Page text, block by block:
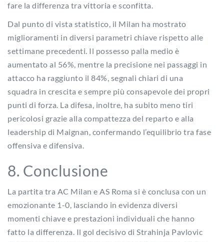
fare la differenza tra vittoria e sconfitta.
Dal punto di vista statistico, il Milan ha mostrato
miglioramenti in diversi parametri chiave rispetto alle
settimane precedenti. Il possesso palla medio è
aumentato al 56%, mentre la precisione nei passaggi in
attacco ha raggiunto il 84%, segnali chiari di una
squadra in crescita e sempre più consapevole dei propri
punti di forza. La difesa, inoltre, ha subito meno tiri
pericolosi grazie alla compattezza del reparto e alla
leadership di Maignan, confermando l’equilibrio tra fase
offensiva e difensiva.
8. Conclusione
La partita tra AC Milan e AS Roma si è conclusa con un
emozionante 1-0, lasciando in evidenza diversi
momenti chiave e prestazioni individuali che hanno
fatto la differenza. Il gol decisivo di Strahinja Pavlovic